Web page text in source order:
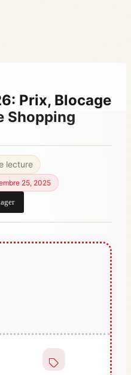
Prix, Blocage
Shopping
lecture
25, 2025